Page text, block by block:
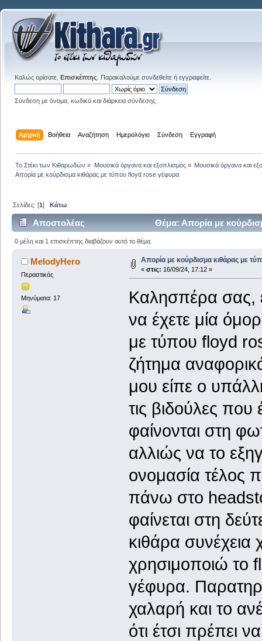
Καλώς ορίσατε, Επισκέπτης . Παρακαλούμε συνδεθείτε ή εγγραφείτε
Σύνδεση με όνομα, κωδικό και διάρκεια σύνδεσης
Αρχική Βοήθεια Αναζήτηση Ημερολόγιο Σύνδεση Εγγραφή
Το Στέκι των Κιθαρωδών » Μουσικά όργανα και εξοπλισμός» Μουσικά όργανα και
Απορία με κούρδισμα κιθάρας με τύπου floyd rose γέφυρα
Σελίδες: [1]Κάτω
Αποστολέας Θέμα: Απορία με
0 μέλη και 1 επισκέπτης διαβάζουν αυτό το θέμα.
MelodyHero
Περαστικός
Μηνύματα: 17
Απορία με κούρδισμα κιθάρας με
« στις: 16/09/24, 17:12 »
Καλησπέρα σας,
να έχετε μία
με τύπου floyd
ζήτημα
μου είπε ο
τις βιδούλες
φαίνονται στη
αλλιώς να το
ονομασία τέλος
πάνω στο
φαίνεται στη
κιθάρα συνέχεια
χρησιμοποιώ το
γέφυρα.
χαλαρή και το
ότι έτσι πρέπει